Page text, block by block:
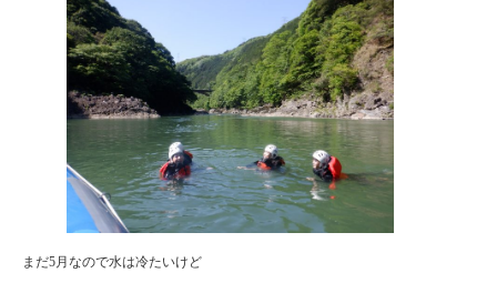
まだ5月なので水は冷たいけど